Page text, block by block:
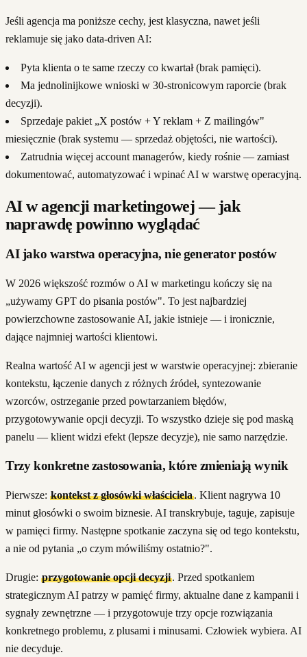
Jeśli agencja ma poniższe cechy, jest klasyczna, nawet jeśli
reklamuje się jako data-driven AI:
Pyta klienta o te same rzeczy co kwartał (brak pamięci).
Ma jednolinijkowe wnioski w 30-stronicowym raporcie (brak
decyzji).
Sprzedaje pakiet „X postów + Y reklam + Z mailingów"
miesięcznie (brak systemu — sprzedaż objętości, nie wartości).
Zatrudnia więcej account managerów, kiedy rośnie — zamiast
dokumentować, automatyzować i wpinać AI w warstwę operacyjną.
AI w agencji marketingowej — jak
naprawdę powinno wyglądać
AI jako warstwa operacyjna, nie generator postów
W 2026 większość rozmów o AI w marketingu kończy się na
„używamy GPT do pisania postów". To jest najbardziej
powierzchowne zastosowanie AI, jakie istnieje — i ironicznie,
dające najmniej wartości klientowi.
Realna wartość AI w agencji jest w warstwie operacyjnej: zbieranie
kontekstu, łączenie danych z różnych źródeł, syntezowanie
wzorców, ostrzeganie przed powtarzaniem błędów,
przygotowywanie opcji decyzji. To wszystko dzieje się pod maską
panelu — klient widzi efekt (lepsze decyzje), nie samo narzędzie.
Trzy konkretne zastosowania, które zmieniają wynik
Pierwsze: kontekst z głosówki właściciela. Klient nagrywa 10
minut głosówki o swoim biznesie. AI transkrybuje, taguje, zapisuje
w pamięci firmy. Następne spotkanie zaczyna się od tego kontekstu,
a nie od pytania „o czym mówiliśmy ostatnio?".
Drugie: przygotowanie opcji decyzji. Przed spotkaniem
strategicznym AI patrzy w pamięć firmy, aktualne dane z kampanii i
sygnały zewnętrzne — i przygotowuje trzy opcje rozwiązania
konkretnego problemu, z plusami i minusami. Człowiek wybiera. AI
nie decyduje.